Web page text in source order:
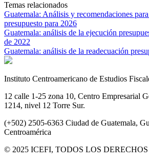
Temas relacionados
Guatemala: Análisis y recomendaciones
presupuesto para 2026
Guatemala: análisis de la ejecución
de 2022
Guatemala: análisis de la readecuación
Instituto Centroamericano de Estudios
12 calle 1-25 zona 10, Centro Empresarial
1214, nivel 12 Torre Sur.
(+502) 2505-6363 Ciudad de Guatemala,
Centroamérica
© 2025 ICEFI, TODOS LOS